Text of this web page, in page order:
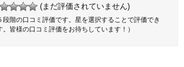
(まだ評価されていません)
段階の口コミ評価です。星を選択することで評価でき
。皆様の口コミ評価をお待ちしています！）